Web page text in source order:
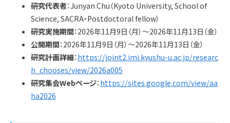
研究代表者：Junyan Chu（Kyoto University, School of
Science, SACRA・Postdoctoral fellow）
研究実施期間：2026年11月9日（月）〜2026年11月13日（金）
公開期間：2026年11月9日（月）〜2026年11月13日（金）
研究計画詳細： https://joint2.imi.kyushu-u.ac.jp/researc
h_chooses/view/2026a005
研究集会Webページ： https://sites.google.com/view/aa
ha2026